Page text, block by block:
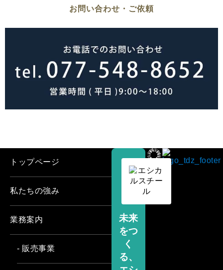
お問い合わせ・ご依頼
未来
をつ
く
る、
トップページ
私たちの強み
業務案内
- 販売事業